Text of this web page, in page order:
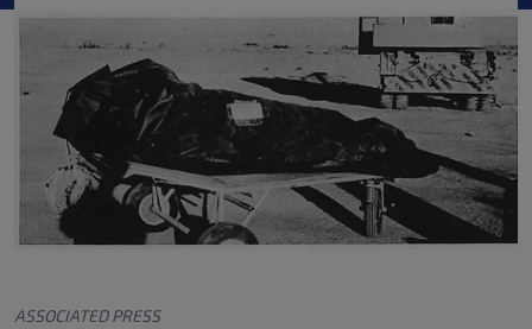
ASSOCIATED PRESS